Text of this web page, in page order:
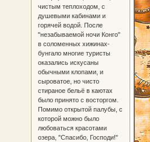
чистым теплоходом, с
душевыми кабинами и
горячей водой. После
"незабываемой ночи Конго"
в соломенных хижинах-
бунгало многие туристы
оказались искусаны
обычными клопами, и
сыроватое, но чисто
стираное бельё в каютах
было принято с восторгом.
Помимо открытой палубы, с
которой можно было
любоваться красотами
озера, "Спасибо, Господи!"